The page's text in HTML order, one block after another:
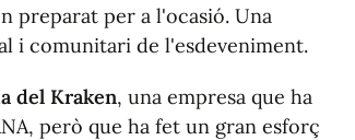
preparat per a l'ocasió. Una
i comunitari de l'esdeveniment.
del Kraken, una empresa que ha
però que ha fet un gran esforç